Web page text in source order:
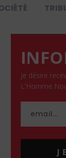
Je désire
L'Homme